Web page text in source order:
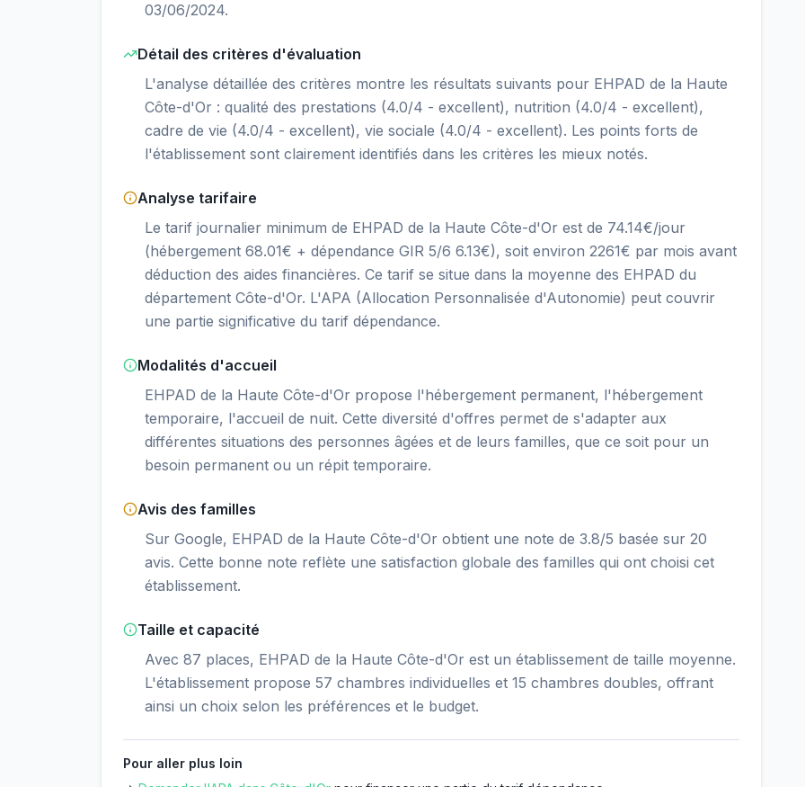
03/06/2024.
Détail des critères d'évaluation
L'analyse détaillée des critères montre les résultats suivants pour EHPAD de la Haute
Côte-d'Or : qualité des prestations (4.0/4 - excellent), nutrition (4.0/4 - excellent),
cadre de vie (4.0/4 - excellent), vie sociale (4.0/4 - excellent). Les points forts de
l'établissement sont clairement identifiés dans les critères les mieux notés.
Analyse tarifaire
Le tarif journalier minimum de EHPAD de la Haute Côte-d'Or est de 74.14€/jour
(hébergement 68.01€ + dépendance GIR 5/6 6.13€), soit environ 2261€ par mois avant
déduction des aides financières. Ce tarif se situe dans la moyenne des EHPAD du
département Côte-d'Or. L'APA (Allocation Personnalisée d'Autonomie) peut couvrir
une partie significative du tarif dépendance.
Modalités d'accueil
EHPAD de la Haute Côte-d'Or propose l'hébergement permanent, l'hébergement
temporaire, l'accueil de nuit. Cette diversité d'offres permet de s'adapter aux
différentes situations des personnes âgées et de leurs familles, que ce soit pour un
besoin permanent ou un répit temporaire.
Avis des familles
Sur Google, EHPAD de la Haute Côte-d'Or obtient une note de 3.8/5 basée sur 20
avis. Cette bonne note reflète une satisfaction globale des familles qui ont choisi cet
établissement.
Taille et capacité
Avec 87 places, EHPAD de la Haute Côte-d'Or est un établissement de taille moyenne.
L'établissement propose 57 chambres individuelles et 15 chambres doubles, offrant
ainsi un choix selon les préférences et le budget.
Pour aller plus loin